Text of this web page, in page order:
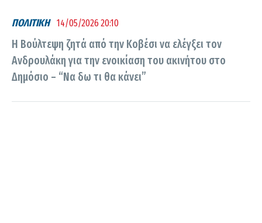
ΠΟΛΙΤΙΚΗ 14/05/2026 20:10
Η Βούλτεψη ζητά από την Κοβέσι να ελέγξει τον
Ανδρουλάκη για την ενοικίαση του ακινήτου στο
Δημόσιο – “Να δω τι θα κάνει”